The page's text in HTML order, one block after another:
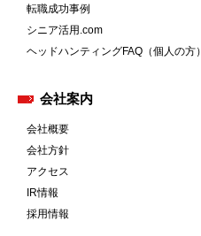
転職成功事例
シニア活用.com
ヘッドハンティングFAQ（個人の方）
会社案内
会社概要
会社方針
アクセス
IR情報
採用情報